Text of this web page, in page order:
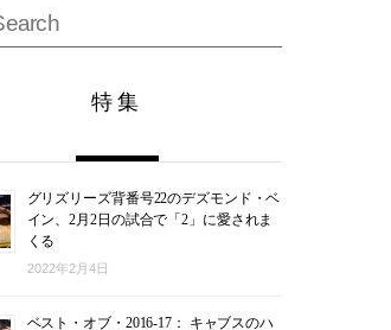
特集
グリズリーズ背番号22のデズモンド・ベ
イン、2月2日の試合で「2」に愛されま
くる
2022年2月4日
ベスト・オブ・2016-17： キャブスのハ